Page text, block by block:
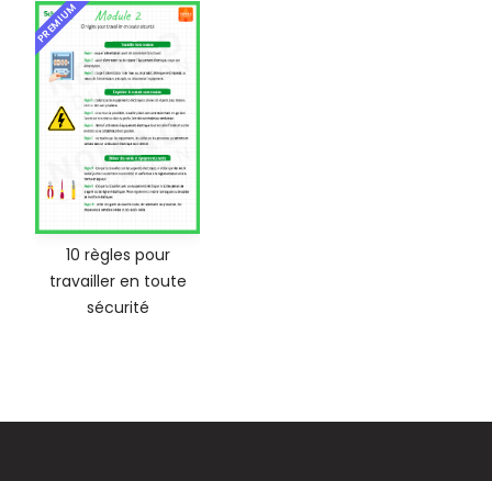
PREMIUM
10 règles pour
travailler en toute
sécurité